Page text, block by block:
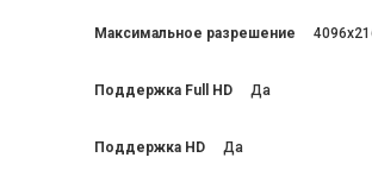
Максимальное разрешение
Поддержка Full HD Да
Поддержка HD Да